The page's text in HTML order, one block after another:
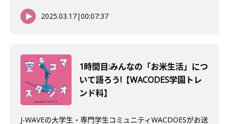
2025.03.17|00:07:37
1時間目:みんなの「お米生活」につ
いて語ろう!【WACODES学園トレ
ンド科】
J-WAVEの大学生・専門学生コミュニティWACDOESがお送